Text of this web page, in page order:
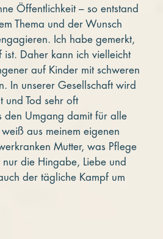
Öffentlichkeit – so entstand
Thema und der Wunsch
Ich habe gemerkt,
Daher kann ich vielleicht
auf Kinder mit schweren
In unserer Gesellschaft wird
und Tod sehr oft
den Umgang damit für alle
aus meinem eigenen
Mutter, was Pflege
nur die Hingabe, Liebe und
der tägliche Kampf um